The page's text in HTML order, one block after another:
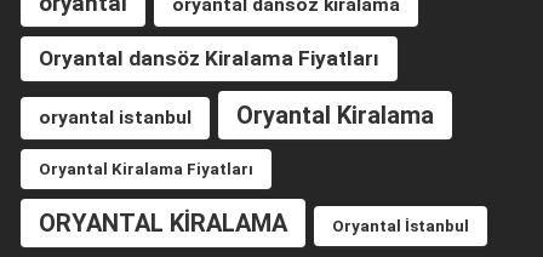
oryantal dansöz kiralama
Oryantal dansöz Kiralama Fiyatları
oryantal istanbul Oryantal Kiralama
Oryantal Kiralama Fiyatları
ORYANTAL KİRALAMA Oryantal İstanbul